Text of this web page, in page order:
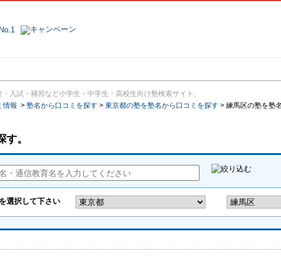
入試・補習など小学生・中学生・高校生向け塾検索サイト。
情報 > 塾名から口コミを探す > 東京都の塾を塾名から口コミを探す > 練馬区の塾を塾
す。